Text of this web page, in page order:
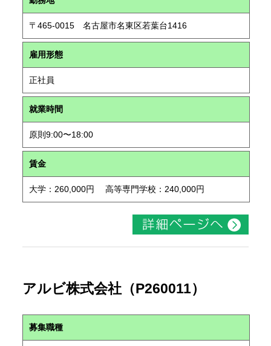
〒465-0015 名古屋市名東区若葉台1416
雇用形態
正社員
就業時間
原則9:00〜18:00
賃金
大学：260,000円 高等専門学校：240,000円
アルビ株式会社（P260011）
募集職種